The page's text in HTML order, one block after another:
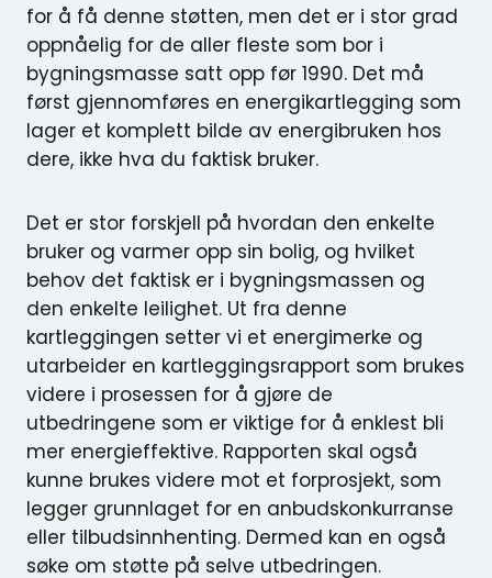
for å få denne støtten, men det er i stor grad
oppnåelig for de aller fleste som bor i
bygningsmasse satt opp før 1990. Det må
først gjennomføres en energikartlegging som
lager et komplett bilde av energibruken hos
dere, ikke hva du faktisk bruker.
Det er stor forskjell på hvordan den enkelte
bruker og varmer opp sin bolig, og hvilket
behov det faktisk er i bygningsmassen og
den enkelte leilighet. Ut fra denne
kartleggingen setter vi et energimerke og
utarbeider en kartleggingsrapport som brukes
videre i prosessen for å gjøre de
utbedringene som er viktige for å enklest bli
mer energieffektive. Rapporten skal også
kunne brukes videre mot et forprosjekt, som
legger grunnlaget for en anbudskonkurranse
eller tilbudsinnhenting. Dermed kan en også
søke om støtte på selve utbedringen.